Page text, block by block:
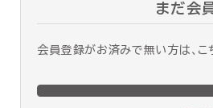
まだ会
会員登録がお済みで無い方は、こ